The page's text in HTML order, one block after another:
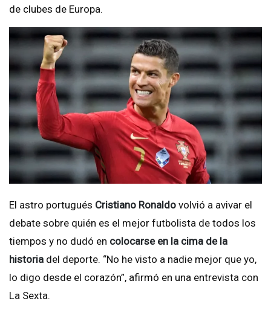
de clubes de Europa.
El astro portugués Cristiano Ronaldo volvió a avivar el
debate sobre quién es el mejor futbolista de todos los
tiempos y no dudó en colocarse en la cima de la
historia del deporte. “No he visto a nadie mejor que yo,
lo digo desde el corazón”, afirmó en una entrevista con
La Sexta.